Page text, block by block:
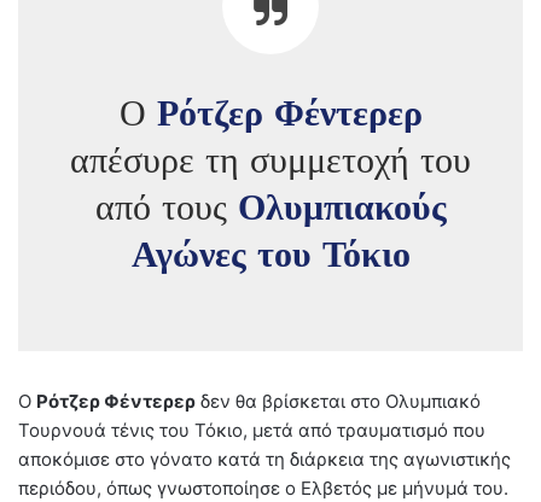
Ο Ρότζερ Φέντερερ
απέσυρε τη συμμετοχή του
από τους Ολυμπιακούς
Αγώνες του Τόκιο
Ο Ρότζερ Φέντερερ δεν θα βρίσκεται στο Ολυμπιακό
Τουρνουά τένις του Τόκιο, μετά από τραυματισμό που
αποκόμισε στο γόνατο κατά τη διάρκεια της αγωνιστικής
περιόδου, όπως γνωστοποίησε ο Ελβετός με μήνυμά του.